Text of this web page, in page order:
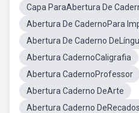
Capa ParaAbertura De
Abertura De CadernoPara
Abertura De Caderno
Abertura CadernoCaligrafia
Abertura CadernoProfessor
Abertura Caderno DeArte
Abertura Caderno DeRecados